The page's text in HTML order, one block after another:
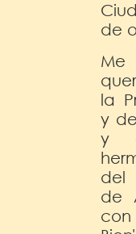
de
la
y
y
del
de
con